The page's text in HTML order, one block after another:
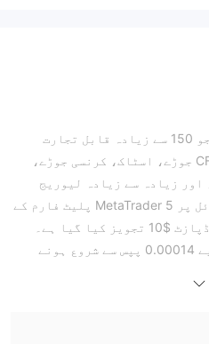
LHFX ایک ECN STP بروکر ہے جو 150 سے زیادہ قابل تجارت
اثاثے پیش کرتا ہے، جن میں CFD جوڑے، اسٹاک، کرنسی جوڑے،
اور زیادہ سے زیادہ لیوریج
1:500 ہے۔ تجارت PC اور موبائل پر MetaTrader 5 پلیٹ فارم کے
ذریعے ممکن ہے، اور کم سے کم ڈپازٹ $10 تجویز کیا گیا ہے۔
پلیٹ فارم میں EUR/USD کے لیے 0.00014 پپس سے شروع ہونے